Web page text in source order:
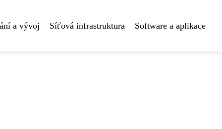
a vývoj Síťová infrastruktura Software a aplikace